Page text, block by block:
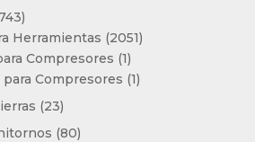
2743
productos
Herramientas 20512051
Compresores 11
producto
para Compresores 11
2323
productos
8080